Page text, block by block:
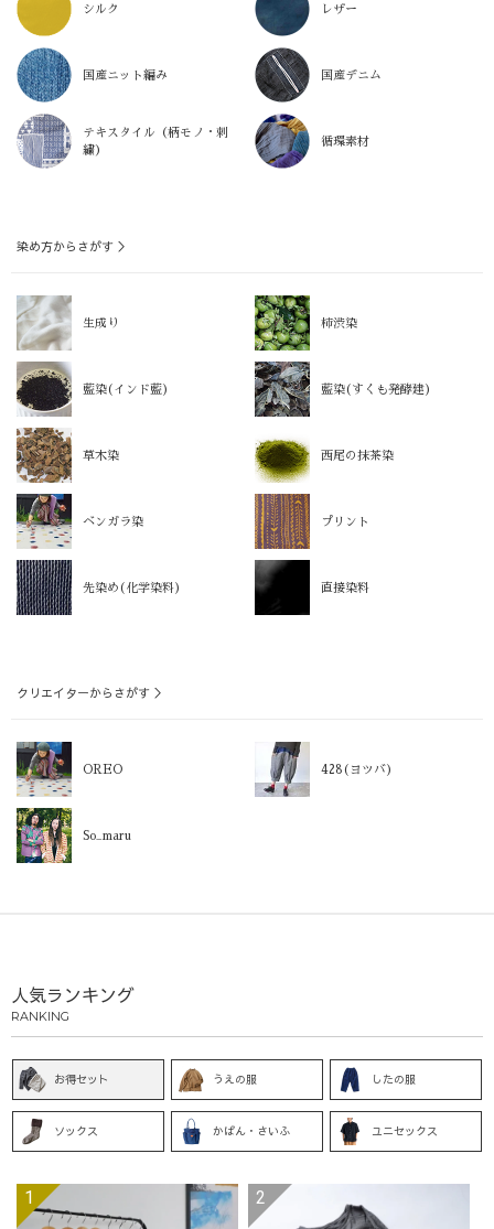
シルク レザー
国産ニット編み 国産デニム
テキスタイル（柄モノ・刺
繍）
循環素材
染め方からさがす ＞
生成り 柿渋染
藍染(インド藍) 藍染(すくも発酵建)
草木染 西尾の抹茶染
ベンガラ染 プリント
先染め(化学染料) 直接染料
クリエイターからさがす ＞
OREO 428(ヨツバ)
So_maru
人気ランキング
RANKING
お得セット うえの服 したの服
ソックス かばん・さいふ ユニセックス